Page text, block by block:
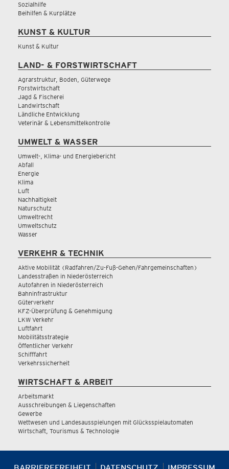
Sozialhilfe
Beihilfen & Kurplätze
KUNST & KULTUR
Kunst & Kultur
LAND- & FORSTWIRTSCHAFT
Agrarstruktur, Boden, Güterwege
Forstwirtschaft
Jagd & Fischerei
Landwirtschaft
Ländliche Entwicklung
Veterinär & Lebensmittelkontrolle
UMWELT & WASSER
Umwelt-, Klima- und Energiebericht
Abfall
Energie
Klima
Luft
Nachhaltigkeit
Naturschutz
Umweltrecht
Umweltschutz
Wasser
VERKEHR & TECHNIK
Aktive Mobilität (Radfahren/Zu-Fuß-Gehen/Fahrgemeinschaften)
Landesstraßen in Niederösterreich
Autofahren in Niederösterreich
Bahninfrastruktur
Güterverkehr
KFZ-Überprüfung & Genehmigung
LKW Verkehr
Luftfahrt
Mobilitätsstrategie
Öffentlicher Verkehr
Schifffahrt
Verkehrssicherheit
WIRTSCHAFT & ARBEIT
Arbeitsmarkt
Ausschreibungen & Liegenschaften
Gewerbe
Wettwesen und Landesausspielungen mit Glücksspielautomaten
Wirtschaft, Tourismus & Technologie